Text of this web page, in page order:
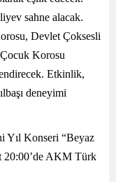
sahne alacak.
Devlet Çoksesli
Korosu
Etkinlik,
deneyimi
Yıl Konseri “Beyaz
20:00’de AKM Türk